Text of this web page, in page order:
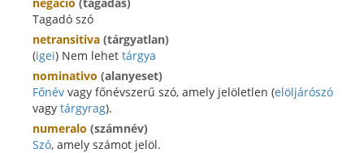
Tagadó szó
netransitiva (tárgyatlan)
(igei) Nem lehet tárgya
nominativo (alanyeset)
Főnév vagy főnévszerű szó, amely jelöletlen (elöljárószó
vagy tárgyrag).
numeralo (számnév)
Szó, amely számot jelöl.